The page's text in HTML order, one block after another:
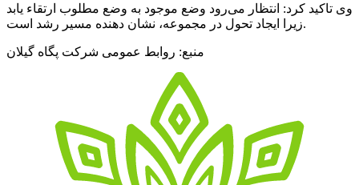
وی تاکید کرد: انتظار می‌رود وضع موجود به وضع مطلوب ارتقاء یابد
زیرا ایجاد تحول در مجموعه، نشان دهنده مسیر رشد است.
منبع: روابط عمومی شرکت پگاه گیلان